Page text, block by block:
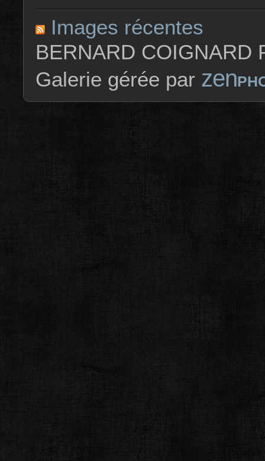
Images récentes
BERNARD COIGNARD
Galerie gérée par zen